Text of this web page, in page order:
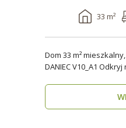
33 m²
Dom 33 m²
DANIEC V10_A1 Odkryj nowoczesny dom